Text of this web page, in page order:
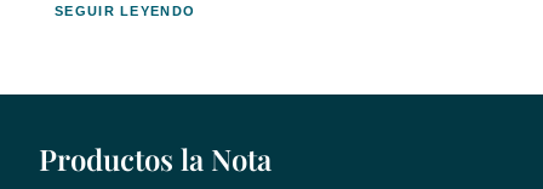
SEGUIR LEYENDO
Productos la Nota